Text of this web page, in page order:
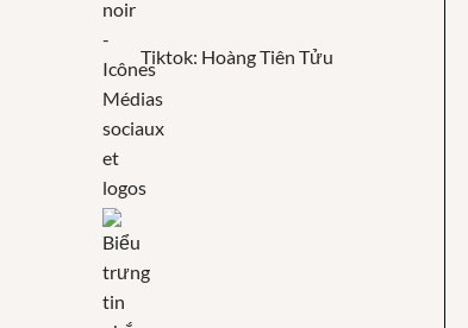
Tiktok: Hoàng Tiên Tửu